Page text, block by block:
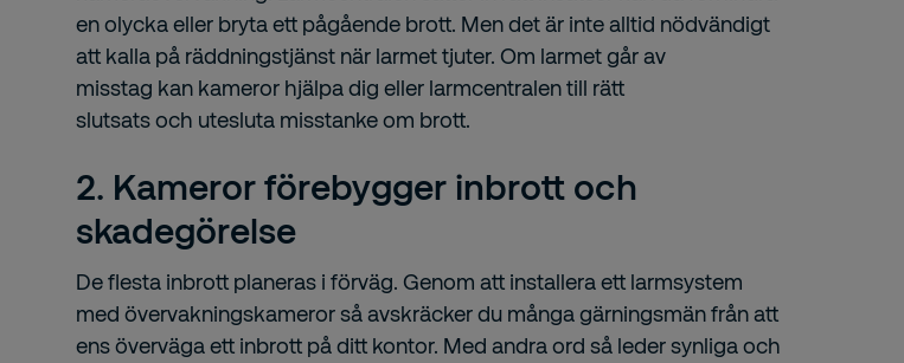
en olycka eller bryta ett pågående brott. Men det är inte alltid nödvändigt
att kalla på räddningstjänst när larmet tjuter. Om larmet går av
misstag kan kameror hjälpa dig eller larmcentralen till rätt
slutsats och utesluta misstanke om brott.
2. Kameror förebygger inbrott och
skadegörelse
De flesta inbrott planeras i förväg. Genom att installera ett larmsystem
med övervakningskameror så avskräcker du många gärningsmän från att
ens överväga ett inbrott på ditt kontor. Med andra ord så leder synliga och